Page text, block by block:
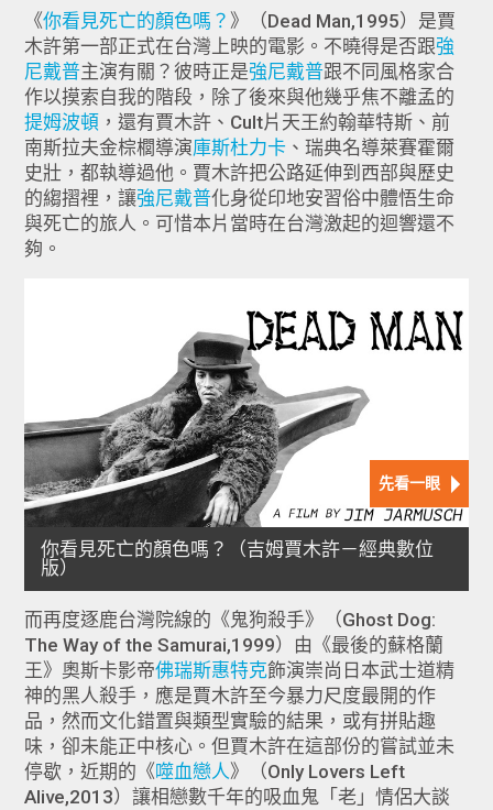
《你看見死亡的顏色嗎？ 》（Dead Man,1995）是賈
木許第一部正式在台灣上映的電影。不曉得是否跟強
尼戴普主演有關？彼時正是強尼戴普跟不同風格家合
作以摸索自我的階段，除了後來與他幾乎焦不離孟的
提姆波頓 ，還有賈木許、Cult片天王約翰華特斯、前
南斯拉夫金棕櫚導演庫斯杜力卡 、瑞典名導萊賽霍爾
史壯，都執導過他。賈木許把公路延伸到西部與歷史
的縐摺裡，讓強尼戴普化身從印地安習俗中體悟生命
與死亡的旅人。可惜本片當時在台灣激起的迴響還不
夠。
而再度逐鹿台灣院線的《鬼狗殺手》（Ghost Dog:
The Way of the Samurai,1999）由《最後的蘇格蘭
王》奧斯卡影帝佛瑞斯惠特克飾演崇尚日本武士道精
神的黑人殺手，應是賈木許至今暴力尺度最開的作
品，然而文化錯置與類型實驗的結果，或有拼貼趣
味，卻未能正中核心。但賈木許在這部份的嘗試並未
停歇，近期的《噬血戀人》（Only Lovers Left
Alive,2013）讓相戀數千年的吸血鬼「老」情侶大談